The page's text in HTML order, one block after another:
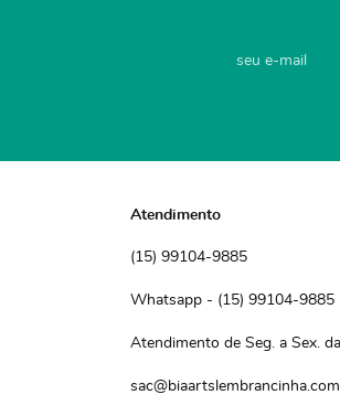
Atendimento
(15) 99104-9885
(15) 99104-9885
Atendimento de Seg. a Sex.